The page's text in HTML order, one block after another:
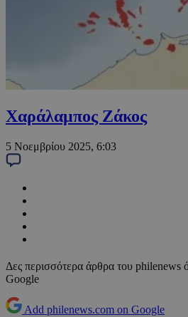
Χαράλαμπος Ζάκος
5 Νοεμβρίου 2025, 6:03
Δες περισσότερα άρθρα του philenews
Google
Add philenews.com on Google